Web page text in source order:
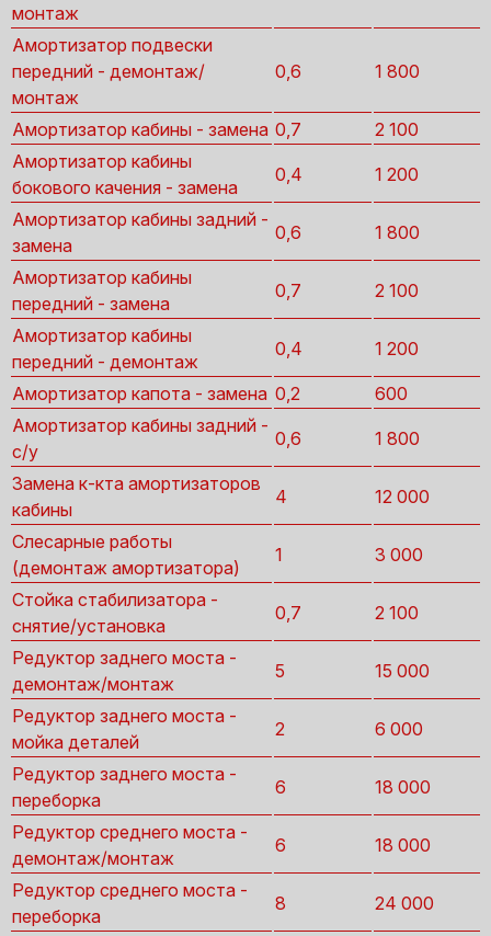
монтаж
Амортизатор подвески
передний - демонтаж/
монтаж
0,6 1 800
Амортизатор кабины - замена 0,7
2 100
Амортизатор кабины
бокового качения - замена
0,4 1 200
Амортизатор кабины задний -
замена
0,6 1 800
Амортизатор кабины
передний - замена
0,7 2 100
Амортизатор кабины
передний - демонтаж
0,4 1 200
Амортизатор капота - замена 0,2
600
Амортизатор кабины задний -
с/у
0,6 1 800
Замена к-кта амортизаторов
кабины
4 12 000
Слесарные работы
(демонтаж амортизатора)
1 3 000
Стойка стабилизатора -
снятие/установка
0,7 2 100
Редуктор заднего моста -
демонтаж/монтаж
5 15 000
Редуктор заднего моста -
мойка деталей
2 6 000
Редуктор заднего моста -
переборка
6 18 000
Редуктор среднего моста -
демонтаж/монтаж
6 18 000
Редуктор среднего моста -
переборка
8 24 000